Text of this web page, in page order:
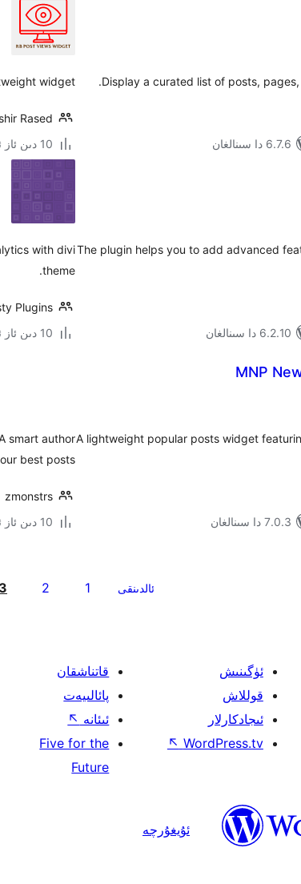
Display a curated list of posts,
6.7.6 دا سىنالغان
widget.
Rased
10 دىن ئاز ئاكتىپ ئورنىتىش
The plugin helps you to add advanced
6.2.10 دا سىنالغان
with divi
theme.
Plugins
10 دىن ئاز ئاكتىپ ئورنىتىش
MNP
A lightweight popular posts widget
7.0.3 دا سىنالغان
smart author
best posts.
zmonstrs
10 دىن ئاز ئاكتىپ ئورنىتىش
ئالدىنقى 1
2
3
ئۈگىنىش
قوللاش
ئىجادكارلار
WordPress.tv
↖
قاتناشقان
پائالىيەت
ئىئانە ↖
Five for the
Future
ئۇيغۇرچە